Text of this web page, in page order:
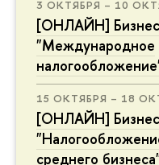
3 ОКТЯБРЯ – 10
[ОНЛАЙН]
"Международное
15 ОКТЯБРЯ – 18
[ОНЛАЙН]
среднего